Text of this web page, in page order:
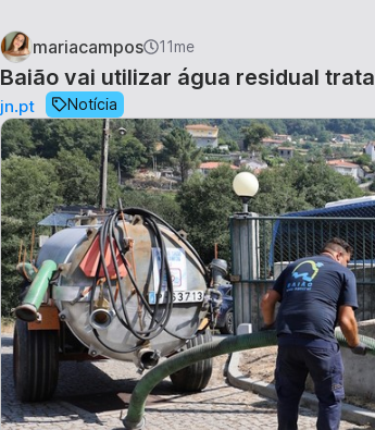
mariacampos 11me
Baião vai utilizar água residual
jn.pt Notícia